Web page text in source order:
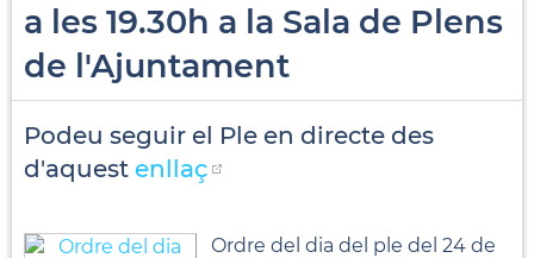
a les 19.30h a la Sala de Plens
de l'Ajuntament
Podeu seguir el Ple en directe des
d'aquest enllaç
Ordre del dia del ple del 24 de